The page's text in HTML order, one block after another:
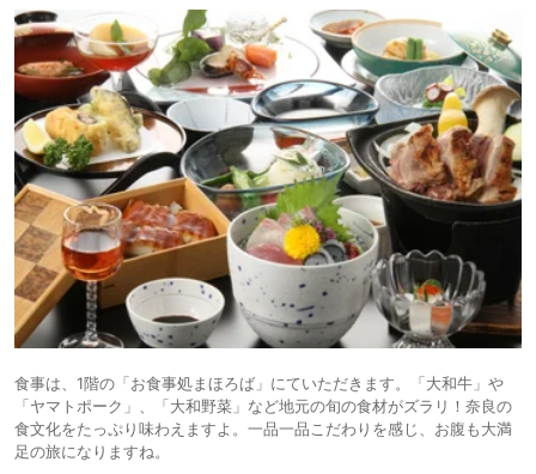
食事は、1階の「お食事処まほろば」にていただきます。「大和牛」や
「ヤマトポーク」、「大和野菜」など地元の旬の食材がズラリ！奈良の
食文化をたっぷり味わえますよ。一品一品こだわりを感じ、お腹も大満
足の旅になりますね。